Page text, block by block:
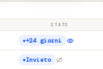
STATO
+24 giorni
Inviato